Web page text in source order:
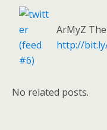
ArMyZ
http://
No related posts.